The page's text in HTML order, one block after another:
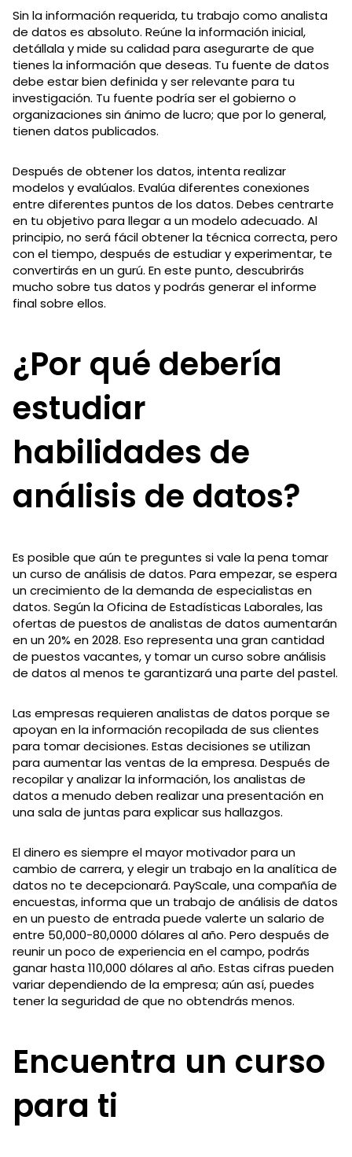
Sin la información requerida, tu trabajo como analista
de datos es absoluto. Reúne la información inicial,
detállala y mide su calidad para asegurarte de que
tienes la información que deseas. Tu fuente de datos
debe estar bien definida y ser relevante para tu
investigación. Tu fuente podría ser el gobierno o
organizaciones sin ánimo de lucro; que por lo general,
tienen datos publicados.
Después de obtener los datos, intenta realizar
modelos y evalúalos. Evalúa diferentes conexiones
entre diferentes puntos de los datos. Debes centrarte
en tu objetivo para llegar a un modelo adecuado. Al
principio, no será fácil obtener la técnica correcta, pero
con el tiempo, después de estudiar y experimentar, te
convertirás en un gurú. En este punto, descubrirás
mucho sobre tus datos y podrás generar el informe
final sobre ellos.
¿Por qué debería
estudiar
habilidades de
análisis de datos?
Es posible que aún te preguntes si vale la pena tomar
un curso de análisis de datos. Para empezar, se espera
un crecimiento de la demanda de especialistas en
datos. Según la Oficina de Estadísticas Laborales, las
ofertas de puestos de analistas de datos aumentarán
en un 20% en 2028. Eso representa una gran cantidad
de puestos vacantes, y tomar un curso sobre análisis
de datos al menos te garantizará una parte del pastel.
Las empresas requieren analistas de datos porque se
apoyan en la información recopilada de sus clientes
para tomar decisiones. Estas decisiones se utilizan
para aumentar las ventas de la empresa. Después de
recopilar y analizar la información, los analistas de
datos a menudo deben realizar una presentación en
una sala de juntas para explicar sus hallazgos.
El dinero es siempre el mayor motivador para un
cambio de carrera, y elegir un trabajo en la analítica de
datos no te decepcionará. PayScale, una compañía de
encuestas, informa que un trabajo de análisis de datos
en un puesto de entrada puede valerte un salario de
entre 50,000-80,0000 dólares al año. Pero después de
reunir un poco de experiencia en el campo, podrás
ganar hasta 110,000 dólares al año. Estas cifras pueden
variar dependiendo de la empresa; aún así, puedes
tener la seguridad de que no obtendrás menos.
Encuentra un curso
para ti